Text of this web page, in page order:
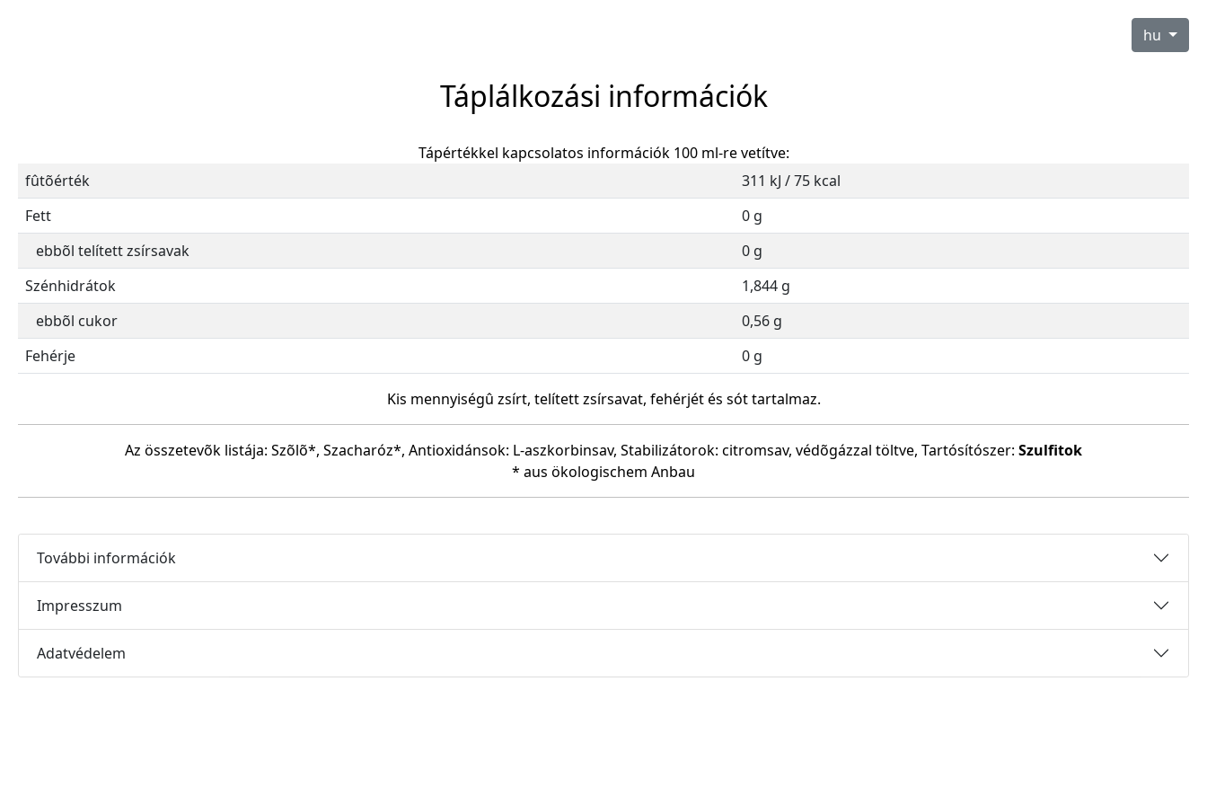
hu
Táplálkozási információk
Tápértékkel kapcsolatos információk 100 ml-re vetítve:
fûtõérték
311 kJ / 75 kcal
Fett
0 g
ebbõl telített zsírsavak
0 g
Szénhidrátok
1,844 g
ebbõl cukor
0,56 g
Fehérje
0 g
Kis mennyiségû zsírt, telített zsírsavat, fehérjét és sót tartalmaz.
Az összetevõk listája: Szõlõ*, Szacharóz*, Antioxidánsok: L-aszkorbinsav, Stabilizátorok: citromsav, védõgázzal töltve, Tartósítószer: Szulfitok
* aus ökologischem Anbau
További információk
Impresszum
Adatvédelem